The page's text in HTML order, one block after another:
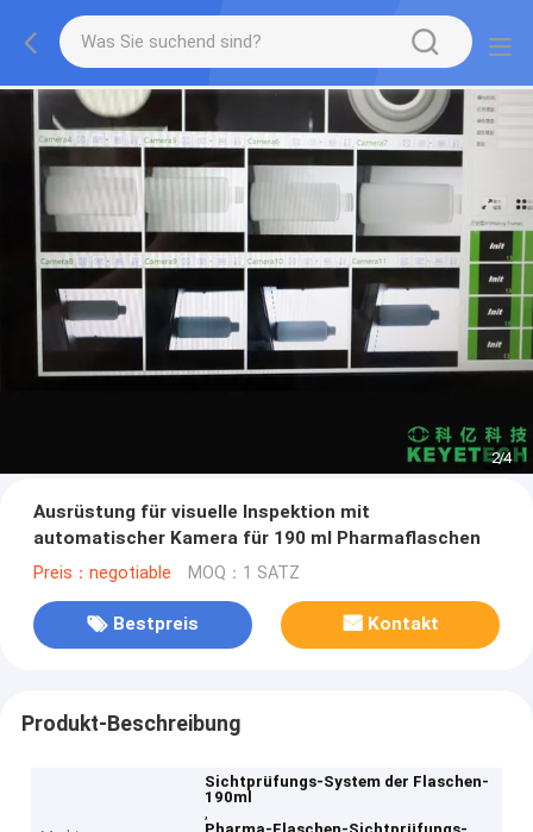
2/4
Ausrüstung für visuelle Inspektion mit
automatischer Kamera für 190 ml Pharmaflaschen
Preis：negotiable MOQ：1 SATZ
Bestpreis Kontakt
Produkt-Beschreibung
Sichtprüfungs-System der Flaschen-
190ml
,